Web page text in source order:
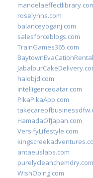
roselynns.com
balanceyoganj.com
salesforceblogs.com
TrainGames365.com
halobjd.com
intelligenceqatar.com
PikaPikaApp.com
HamadaOfJapan.com
VersifyLifestyle.com
antaeuslabs.com
purelycleanchemdry.com
WishOping.com